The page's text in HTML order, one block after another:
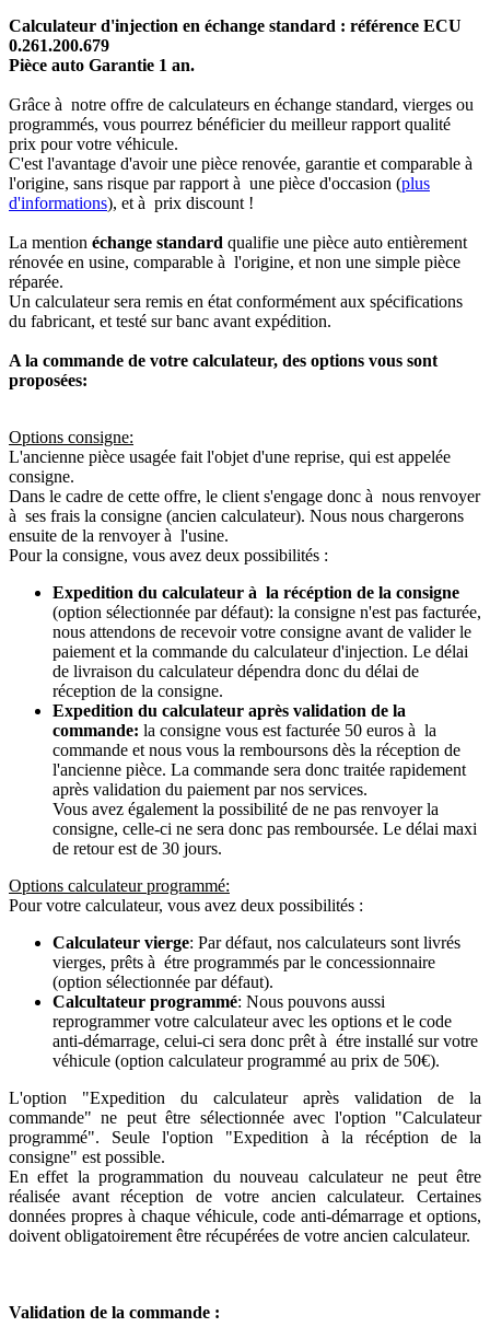
Calculateur d'injection en échange standard : référence ECU
0.261.200.679
Pièce auto Garantie 1 an.
Grâce à notre offre de calculateurs en échange standard, vierges ou
programmés, vous pourrez bénéficier du meilleur rapport qualité
prix pour votre véhicule.
C'est l'avantage d'avoir une pièce renovée, garantie et comparable à
l'origine, sans risque par rapport à une pièce d'occasion (plus
d'informations), et à prix discount !
La mention échange standard qualifie une pièce auto entièrement
rénovée en usine, comparable à l'origine, et non une simple pièce
réparée.
Un calculateur sera remis en état conformément aux spécifications
du fabricant, et testé sur banc avant expédition.
A la commande de votre calculateur, des options vous sont
proposées:
Options consigne:
L'ancienne pièce usagée fait l'objet d'une reprise, qui est appelée
consigne.
Dans le cadre de cette offre, le client s'engage donc à nous renvoyer
à ses frais la consigne (ancien calculateur). Nous nous chargerons
ensuite de la renvoyer à l'usine.
Pour la consigne, vous avez deux possibilités :
Expedition du calculateur à la récéption de la consigne
(option sélectionnée par défaut): la consigne n'est pas facturée,
nous attendons de recevoir votre consigne avant de valider le
paiement et la commande du calculateur d'injection. Le délai
de livraison du calculateur dépendra donc du délai de
réception de la consigne.
Expedition du calculateur après validation de la
commande: la consigne vous est facturée 50 euros à la
commande et nous vous la remboursons dès la réception de
l'ancienne pièce. La commande sera donc traitée rapidement
après validation du paiement par nos services.
Vous avez également la possibilité de ne pas renvoyer la
consigne, celle-ci ne sera donc pas remboursée. Le délai maxi
de retour est de 30 jours.
Options calculateur programmé:
Pour votre calculateur, vous avez deux possibilités :
Calculateur vierge: Par défaut, nos calculateurs sont livrés
vierges, prêts à étre programmés par le concessionnaire
(option sélectionnée par défaut).
Calcultateur programmé: Nous pouvons aussi
reprogrammer votre calculateur avec les options et le code
anti-démarrage, celui-ci sera donc prêt à étre installé sur votre
véhicule (option calculateur programmé au prix de 50€).
L'option "Expedition du calculateur après validation de la
commande" ne peut être sélectionnée avec l'option "Calculateur
programmé". Seule l'option "Expedition à la récéption de la
consigne" est possible.
En effet la programmation du nouveau calculateur ne peut être
réalisée avant réception de votre ancien calculateur. Certaines
données propres à chaque véhicule, code anti-démarrage et options,
doivent obligatoirement être récupérées de votre ancien calculateur.
Validation de la commande :